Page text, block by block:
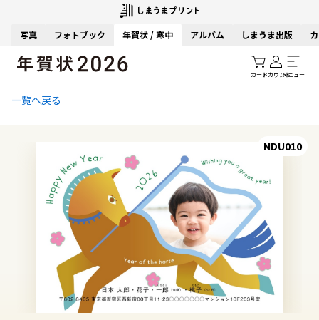
写真 フォトブック 年賀状 / 寒中 アルバム しまうま出版
カートアカウントメニュー
一覧へ戻る
NDU010